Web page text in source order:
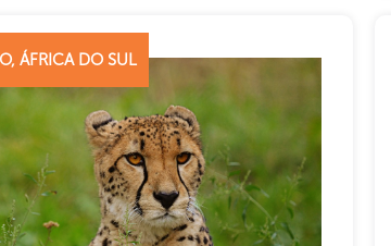
ÁFRICA DO SUL